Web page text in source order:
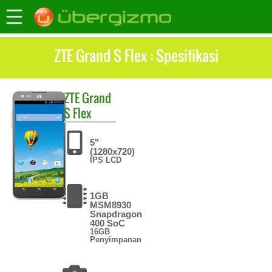
ZTE Grand S Flex : Spesifikasi
ZTEGrand
S Flex
5"
(1280x720)
IPS LCD
1GB
MSM8930
Snapdragon
400 SoC
16GB
Penyimpanan